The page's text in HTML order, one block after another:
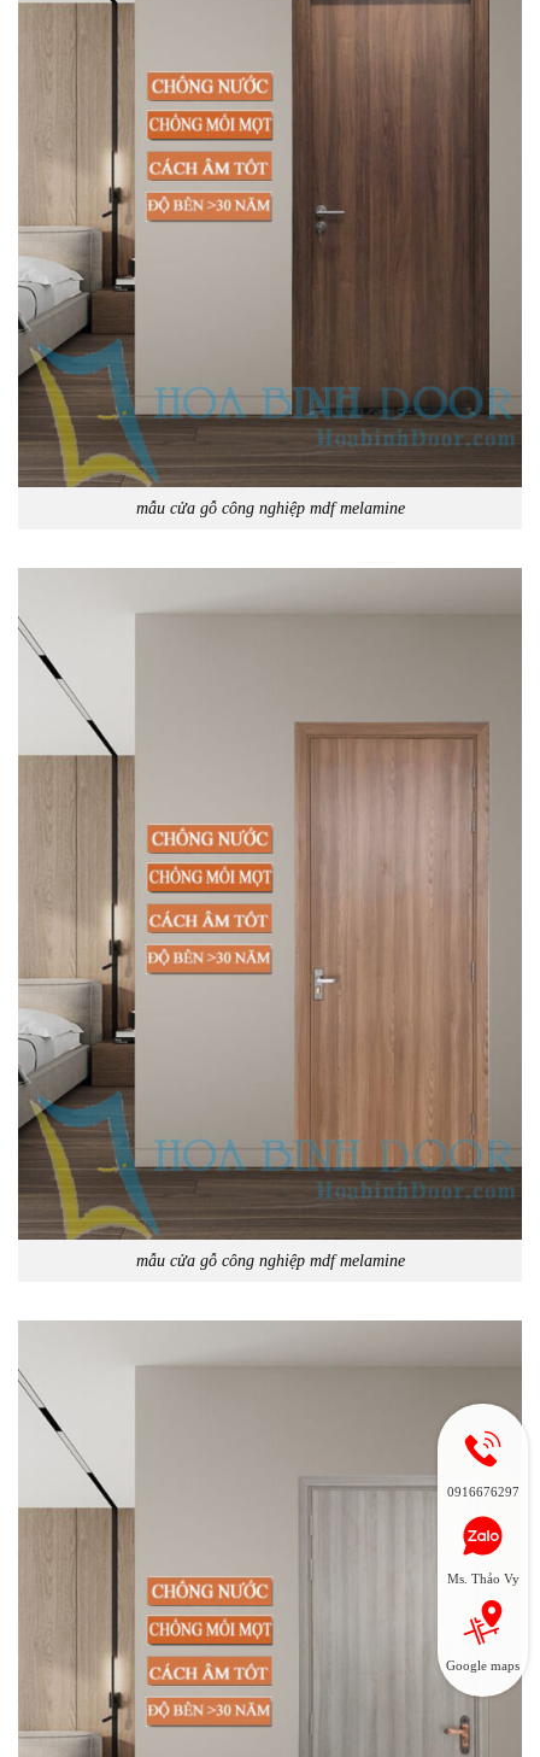
mẫu cửa gỗ công nghiệp mdf melamine
mẫu cửa gỗ công nghiệp mdf melamine
0916676297
Ms. Thảo Vy
Google maps